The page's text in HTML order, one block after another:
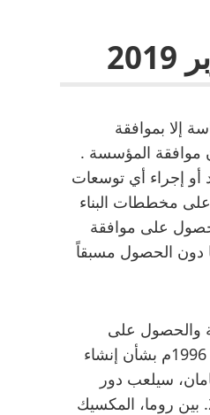
إلا بموافقة
موافقة المؤسسة .
أو إجراء أي توسعات
مخططات البناء
على موافقة
دون الحصول مسبقاً
والحصول على
الموافقة من الجهة المختصة. وبعد الاطلاع على المرسوم الأميري رقم لسنة 1996م بشأن إنشاء
سيلعب دور
القرصان ساندوكان في المسلسل الذي سيبدأ تصويره شهر أكتوبر عام 2021. بين روما، المكسيك